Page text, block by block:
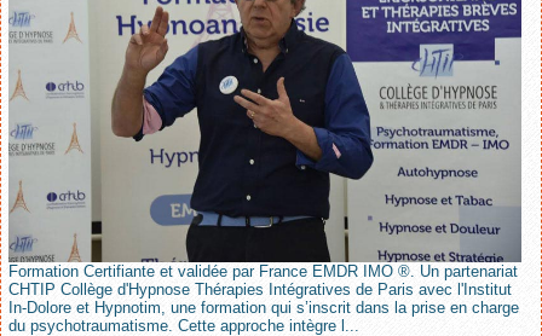
Formation Certifiante et validée par France EMDR IMO ®. Un partenariat
CHTIP Collège d'Hypnose Thérapies Intégratives de Paris avec l'Institut
In-Dolore et Hypnotim, une formation qui s’inscrit dans la prise en charge
du psychotraumatisme. Cette approche intègre l...